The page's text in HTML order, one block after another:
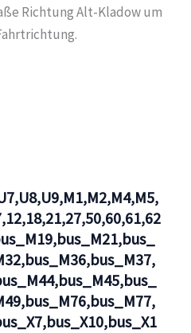
Richtung Alt-Kladow um